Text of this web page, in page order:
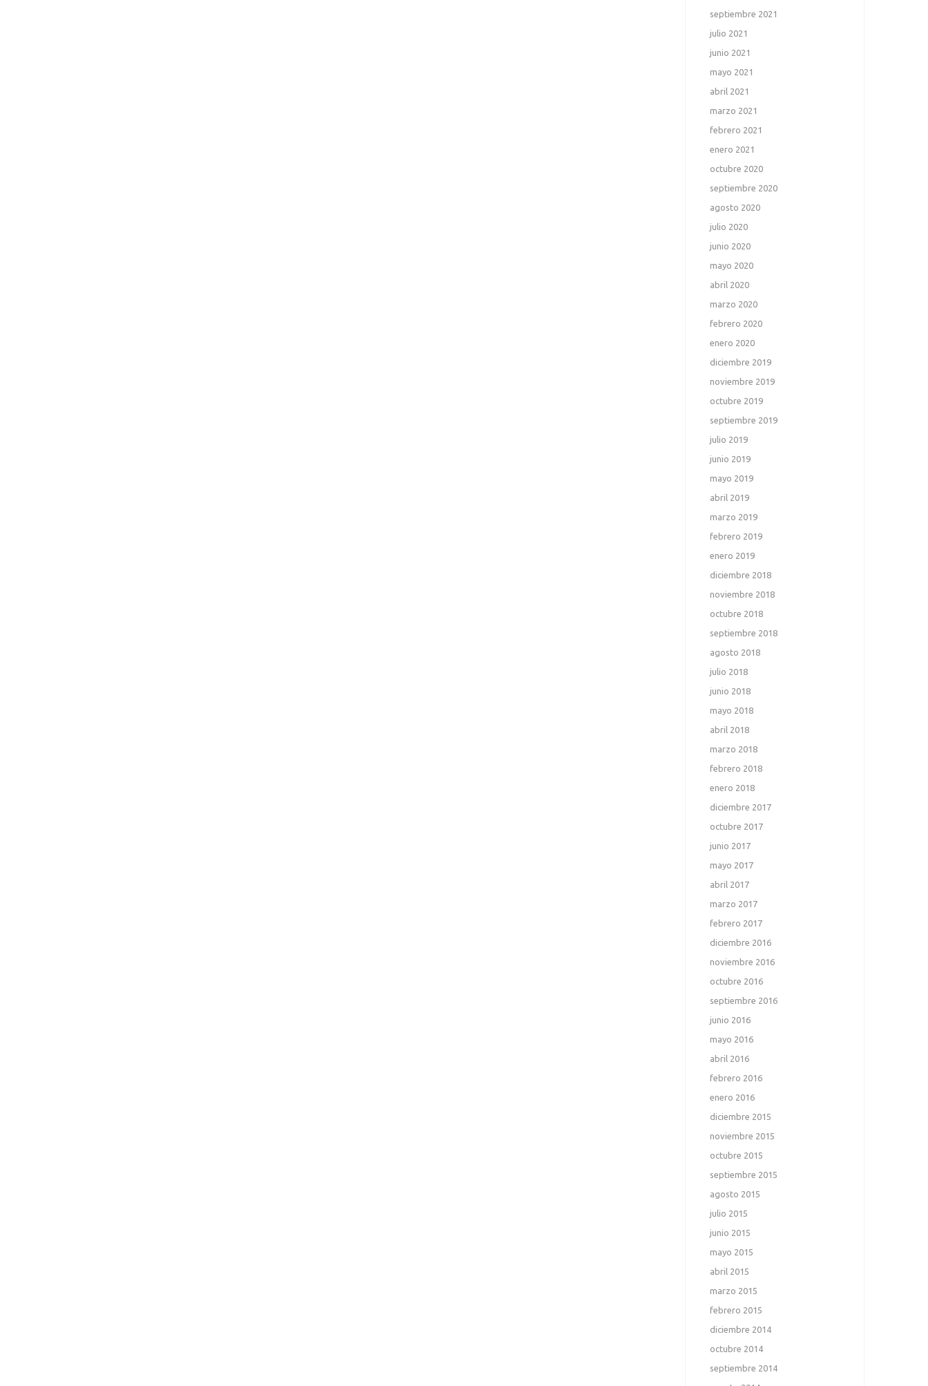
septiembre 2021
julio 2021
junio 2021
mayo 2021
abril 2021
marzo 2021
febrero 2021
enero 2021
octubre 2020
septiembre 2020
agosto 2020
julio 2020
junio 2020
mayo 2020
abril 2020
marzo 2020
febrero 2020
enero 2020
diciembre 2019
noviembre 2019
octubre 2019
septiembre 2019
julio 2019
junio 2019
mayo 2019
abril 2019
marzo 2019
febrero 2019
enero 2019
diciembre 2018
noviembre 2018
octubre 2018
septiembre 2018
agosto 2018
julio 2018
junio 2018
mayo 2018
abril 2018
marzo 2018
febrero 2018
enero 2018
diciembre 2017
octubre 2017
junio 2017
mayo 2017
abril 2017
marzo 2017
febrero 2017
diciembre 2016
noviembre 2016
octubre 2016
septiembre 2016
junio 2016
mayo 2016
abril 2016
febrero 2016
enero 2016
diciembre 2015
noviembre 2015
octubre 2015
septiembre 2015
agosto 2015
julio 2015
junio 2015
mayo 2015
abril 2015
marzo 2015
febrero 2015
diciembre 2014
octubre 2014
septiembre 2014